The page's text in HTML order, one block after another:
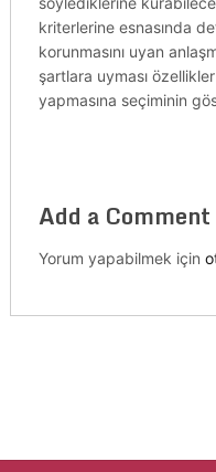
kriterlerine esnasında
korunmasını uyan
şartlara uyması özellikler
yapmasına seçiminin
Add a Comment
Yorum yapabilmek için